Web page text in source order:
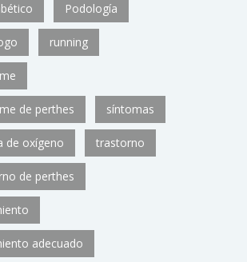
Podología
running
de perthes síntomas
de oxígeno trastorno
de perthes
adecuado